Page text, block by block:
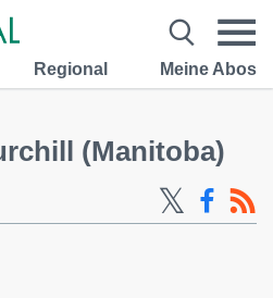
Regional Meine Abos
(Manitoba)